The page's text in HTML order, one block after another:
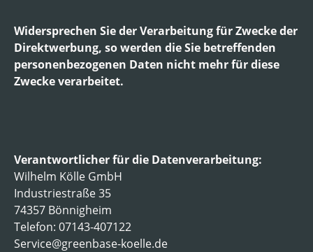
Widersprechen Sie der Verarbeitung für Zwecke der
Direktwerbung, so werden die Sie betreffenden
personenbezogenen Daten nicht mehr für diese
Zwecke verarbeitet.
Verantwortlicher für die Datenverarbeitung:
Wilhelm Kölle GmbH
Industriestraße 35
74357 Bönnigheim
Telefon: 07143-407122
Service@greenbase-koelle.de